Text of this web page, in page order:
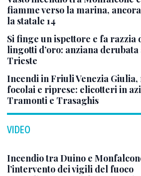
fiamme verso la marina,
la statale 14
Si finge un ispettore e fa razzia
lingotti d’oro: anziana derubata
Trieste
Incendi in Friuli Venezia Giulia,
focolai e riprese: elicotteri in
Tramonti e Trasaghis
VIDEO
Incendio tra Duino e
l’intervento dei vigili del fuoco